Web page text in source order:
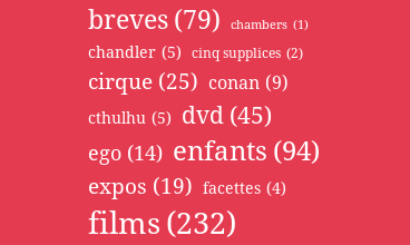
breves(79) chambers (1)
chandler (5) cinq supplices (2)
cirque (25) conan (9)
cthulhu (5) dvd (45)
ego (14) enfants (94)
expos (19) facettes (4)
films(232)